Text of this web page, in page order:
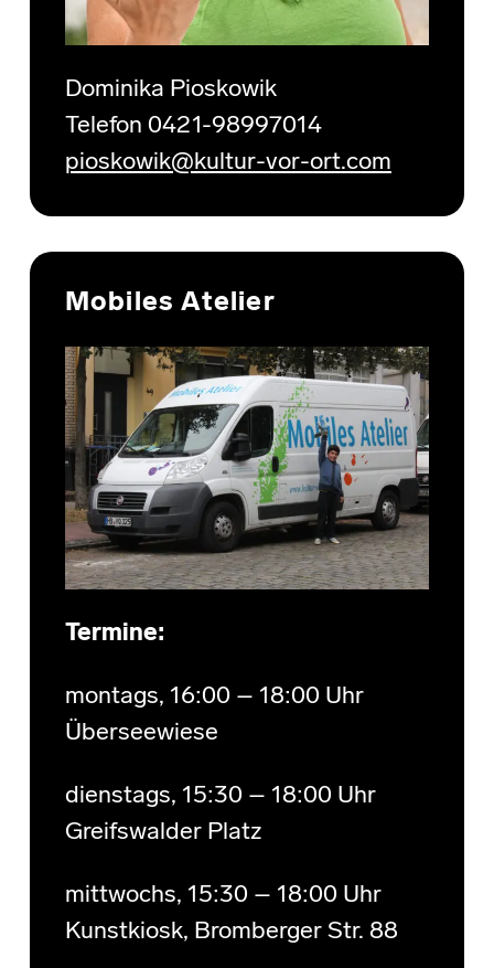
Dominika Pioskowik
Telefon 0421-98997014
pioskowik@kultur-vor-ort.com
Mobiles Atelier
Termine:
montags, 16:00 – 18:00 Uhr
Überseewiese
dienstags, 15:30 – 18:00 Uhr
Greifswalder Platz
mittwochs, 15:30 – 18:00 Uhr
Kunstkiosk, Bromberger Str. 88